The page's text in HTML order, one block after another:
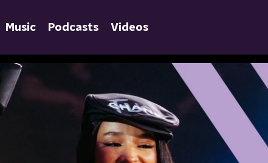
Music Podcasts Videos